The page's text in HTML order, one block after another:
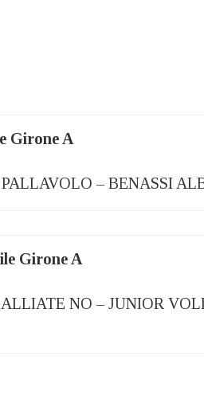
Girone A
– BENASSI
Girone A
NO – JUNIOR